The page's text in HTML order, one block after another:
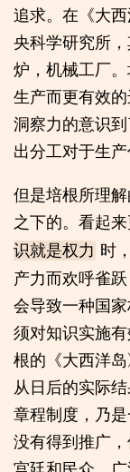
追求。在《大
央科学研究所
炉，机械工厂
生产而更有效
洞察力的意识
出分工对于生产
但是培根所理
之下的。看起
识就是权力 时
产力而欢呼雀
会导致一种国
须对知识实施
根的《大西洋
从日后的实际
章程制度，乃
没有得到推广